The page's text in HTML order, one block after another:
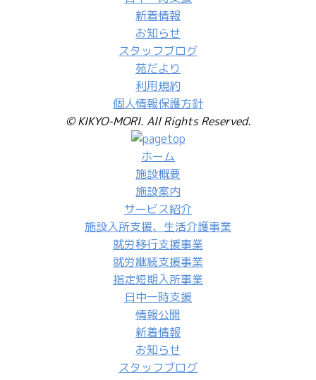
新着情報
お知らせ
スタッフブログ
苑だより
利用規約
個人情報保護方針
© KIKYO-MORI. All Rights Reserved.
ホーム
施設概要
施設案内
サービス紹介
施設入所支援、生活介護事業
就労移行支援事業
就労継続支援事業
指定短期入所事業
日中一時支援
情報公開
新着情報
お知らせ
スタッフブログ